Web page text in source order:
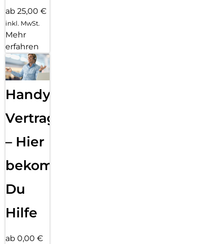
ab 25,00 €
inkl. MwSt.
Mehr
erfahren
Handy
Vertragsabwicklung
– Hier
bekommst
Du
Hilfe
ab 0,00 €